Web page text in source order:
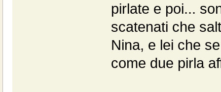
pirlate e poi...
scatenati che
Nina, e lei che
come due pirla